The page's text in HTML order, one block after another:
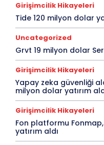
Girişimcilik Hikayeleri
Tide 120 milyon dolar
Uncategorized
Grvt 19 milyon dolar
Girişimcilik Hikayeleri
Yapay zeka güvenliği
milyon dolar yatırım
Girişimcilik Hikayeleri
Fon platformu
yatırım aldı